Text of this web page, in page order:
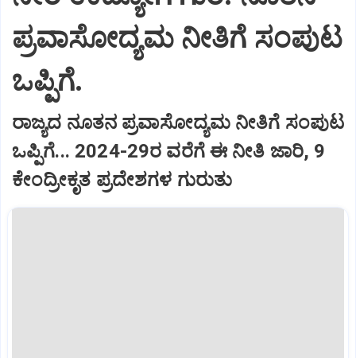
ಪ್ರವಾಸೋದ್ಯಮ ನೀತಿಗೆ ಸಂಪುಟ
ಒಪ್ಪಿಗೆ.
ರಾಜ್ಯದ ನೂತನ ಪ್ರವಾಸೋದ್ಯಮ ನೀತಿಗೆ ಸಂಪುಟ
ಒಪ್ಪಿಗೆ... 2024-29ರ ವರೆಗೆ ಈ ನೀತಿ ಜಾರಿ, 9
ಕೇಂದ್ರೀಕೃತ ಪ್ರದೇಶಗಳ ಗುರುತು